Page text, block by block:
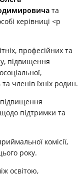
та
керівниці <p
професійних та
підвищення
членів їхніх родин.
підвищення
щодо підтримки та
комісії,
року.
освітою,